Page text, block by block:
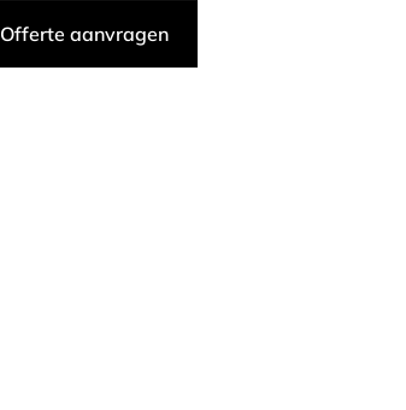
Offerte aanvragen